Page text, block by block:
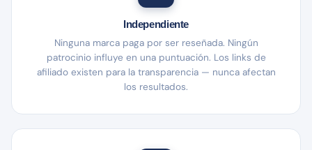
Independiente
Ninguna marca paga por ser reseñada. Ningún
patrocinio influye en una puntuación. Los links de
afiliado existen para la transparencia — nunca afectan
los resultados.